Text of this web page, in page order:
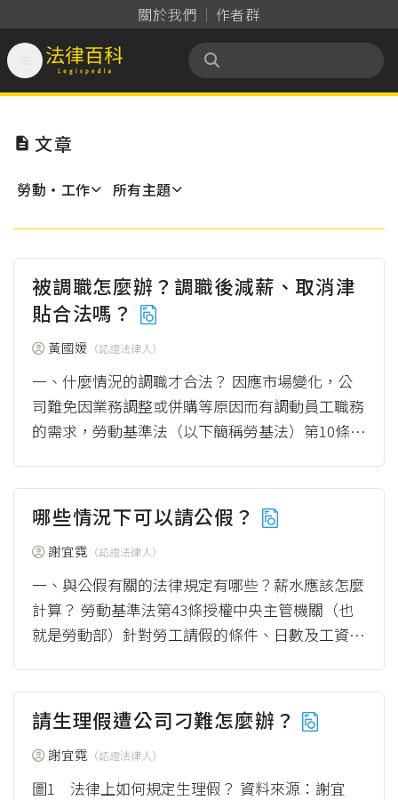
關於我們 作者群
法律百科 Legispedia
 文章
勞動‧工作 所有主題
被調職怎麼辦？調職後減薪、取消津
貼合法嗎？
黃國媛 （認證法律人）
一、什麼情況的調職才合法？ 因應市場變化，公
司難免因業務調整或併購等原因而有調動員工職務
的需求，勞動基準法（以下簡稱勞基法）第10條之
哪些情況下可以請公假？
謝宜霓 （認證法律人）
一、與公假有關的法律規定有哪些？薪水應該怎麼
計算？ 勞動基準法第43條授權中央主管機關（也
就是勞動部）針對勞工請假的條件、日數及工資給
請生理假遭公司刁難怎麼辦？
謝宜霓 （認證法律人）
圖1 法律上如何規定生理假？ 資料來源：謝宜